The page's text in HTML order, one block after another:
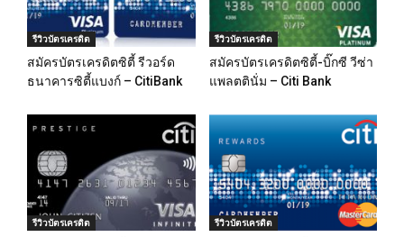
รีวิวบัตรเครดิต
สมัครบัตรเครดิตซิตี้ รีวอร์ด
ธนาคารซิตี้แบงก์ – CitiBank
รีวิวบัตรเครดิต
สมัครบัตรเครดิตซิตี้-บิ๊กซี วีซ่า
แพลตตินั่ม – Citi Bank
รีวิวบัตรเครดิต รีวิวบัตรเครดิต